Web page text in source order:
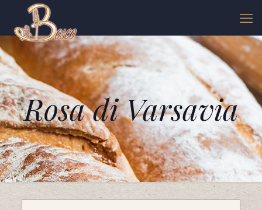
Rosa di Varsavia